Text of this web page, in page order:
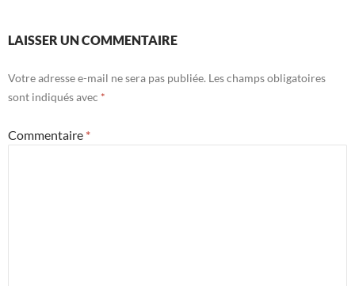
LAISSER UN COMMENTAIRE
Votre adresse e-mail ne sera pas publiée. Les champs obligatoires
sont indiqués avec *
Commentaire *